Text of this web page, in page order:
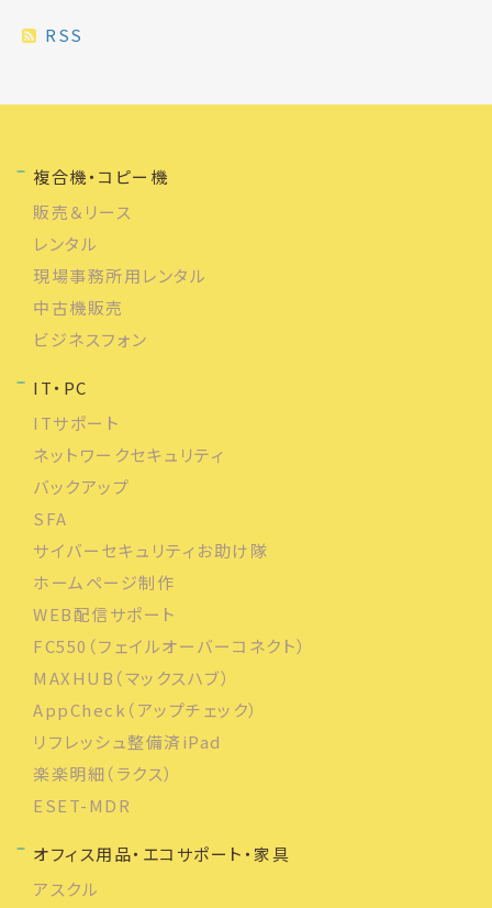
RSS
複合機・コピー機
販売＆リース
レンタル
現場事務所用レンタル
中古機販売
ビジネスフォン
IT・PC
ITサポート
ネットワークセキュリティ
バックアップ
SFA
サイバーセキュリティお助け隊
ホームページ制作
WEB配信サポート
FC550（フェイルオーバーコネクト）
MAXHUB（マックスハブ）
AppCheck（アップチェック）
リフレッシュ整備済iPad
楽楽明細（ラクス）
ESET-MDR
オフィス用品・エコサポート・家具
アスクル